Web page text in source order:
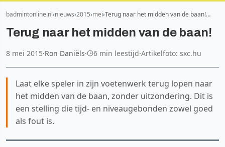
badmintonline.nl nieuws 2015 mei Terug naar het midden van de baan!…
Terug naar het midden van de baan!
8 mei 2015·Ron Daniëls· 6 min leestijd·Artikelfoto: sxc.hu
Laat elke speler in zijn voetenwerk terug lopen naar
het midden van de baan, zonder uitzondering. Dit is
een stelling die tijd- en niveaugebonden zowel goed
als fout is.